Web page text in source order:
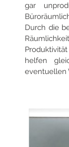
gar
Durch die
helfen
eventuellen